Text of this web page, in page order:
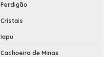
Perdigão
Cristais
Iapu
Cachoeira de Minas